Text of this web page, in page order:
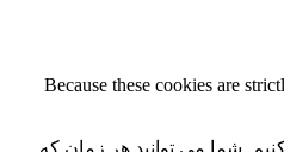
Because these cookies are
شما می توانید هر زمان که